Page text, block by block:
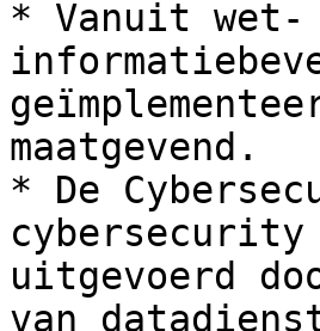
* Vanuit wet-
maatgevend.
* De
uitgevoerd
van